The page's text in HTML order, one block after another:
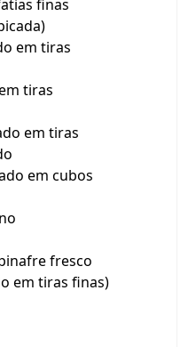
finas
em tiras
tiras
em tiras
em cubos
fresco
em tiras finas)